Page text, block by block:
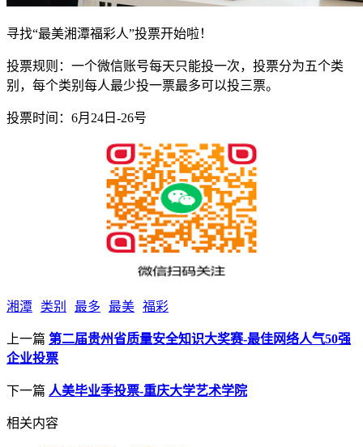
寻找“最美湘潭福彩人”投票开始啦！
投票规则：一个微信账号每天只能投一次，投票分为五个类
别，每个类别每人最少投一票最多可以投三票。
投票时间：6月24日-26号
湘潭 类别 最多 最美 福彩
上一篇 第二届贵州省质量安全知识大奖赛-最佳网络人气50强
企业投票
下一篇 人美毕业季投票-重庆大学艺术学院
相关内容